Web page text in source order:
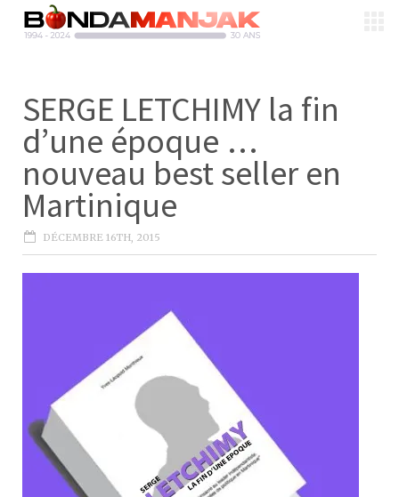
SERGE LETCHIMY la fin
d’une époque …
nouveau best seller en
Martinique
DÉCEMBRE 16TH, 2015